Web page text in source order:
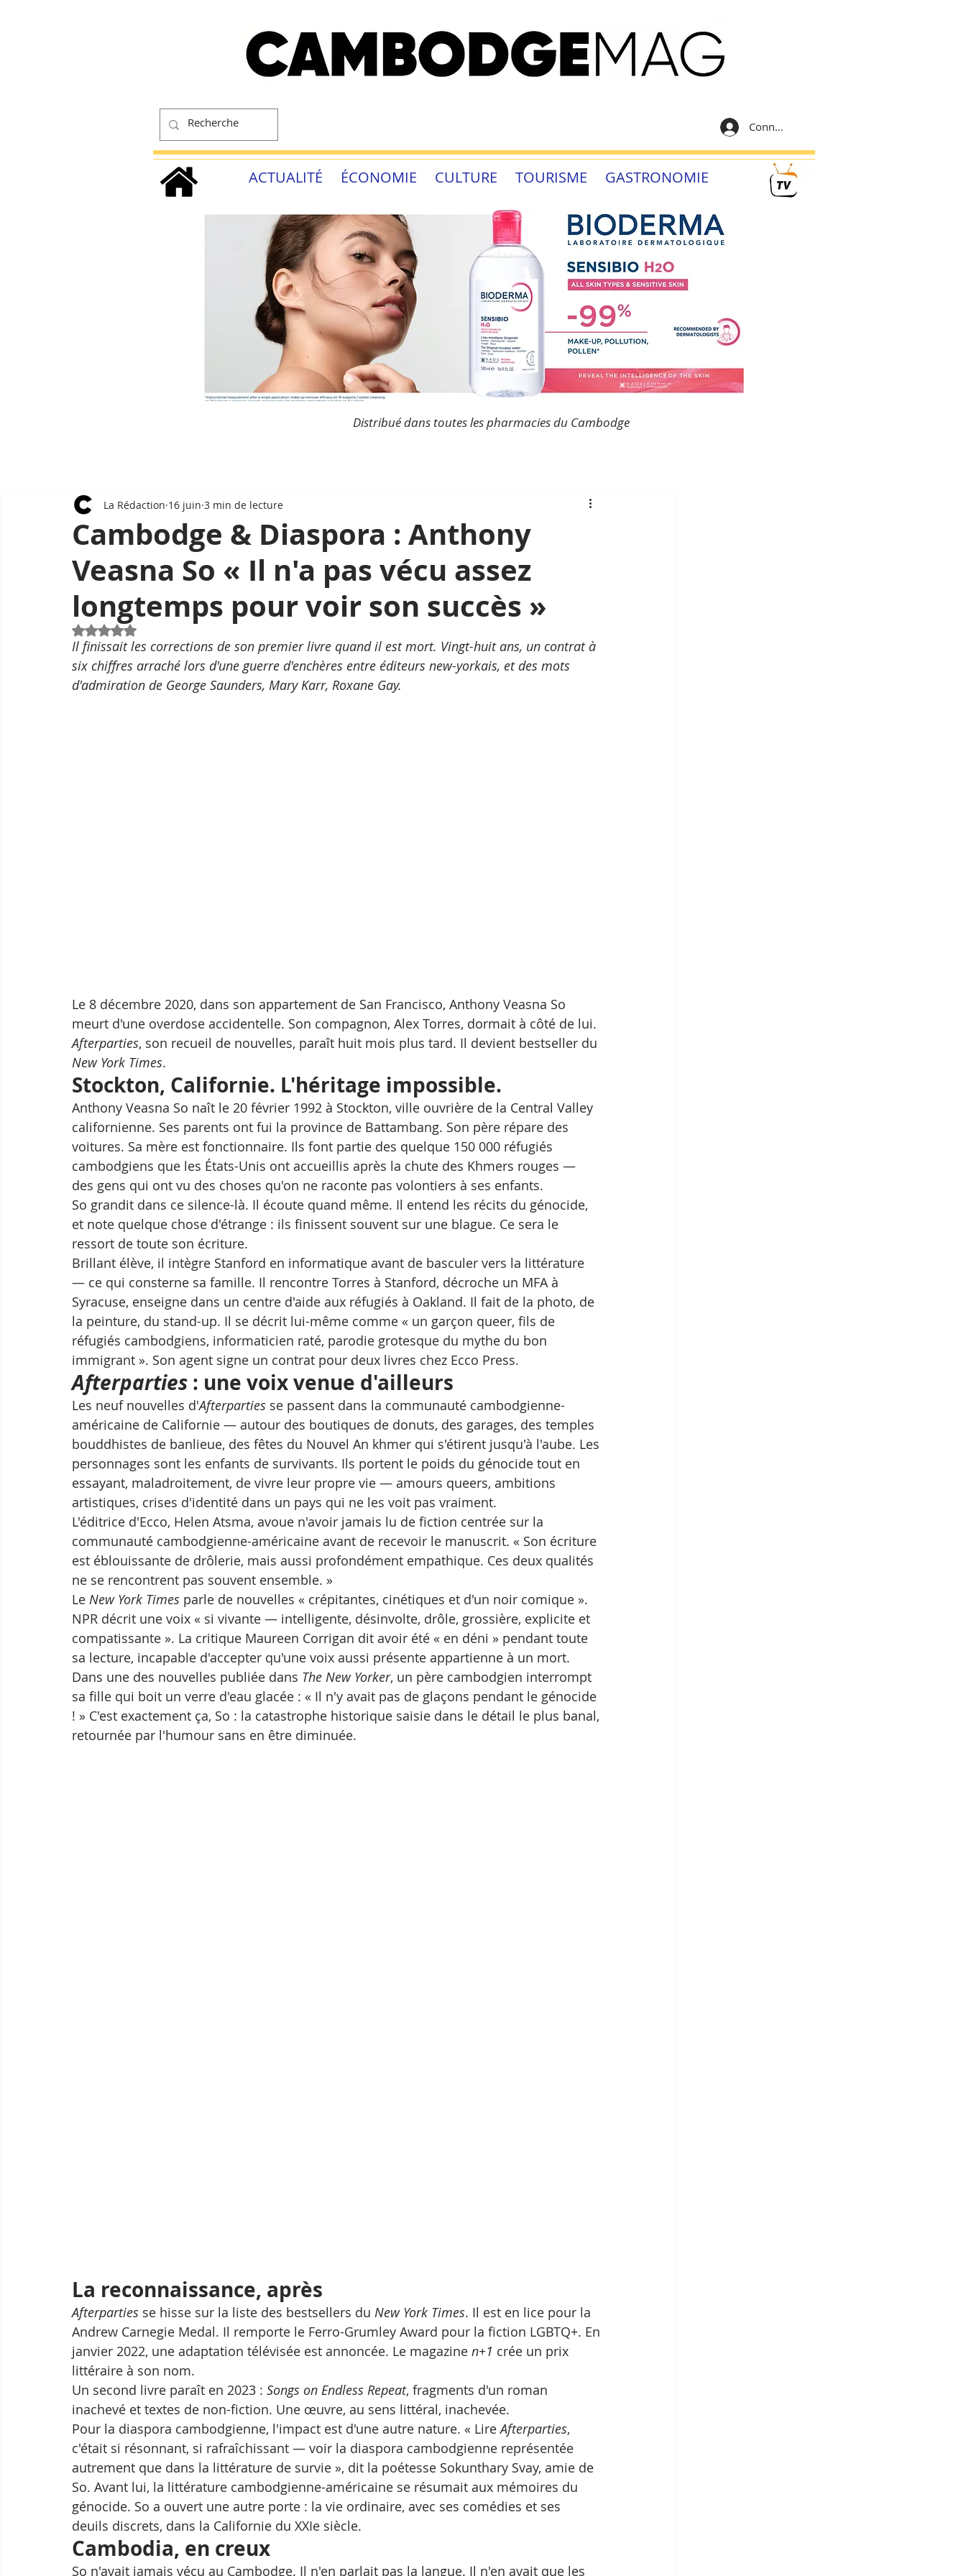
Connexion
ACTUALITÉ ÉCONOMIE CULTURE TOURISME GASTRONOMIE
Distribué dans toutes les pharmacies du Cambodge
Cambodge & Diaspora : Anthony
Veasna So « Il n'a pas vécu assez
longtemps pour voir son succès »
La Rédaction 16 juin 3 min de lecture
Noté NaN étoiles sur 5.
Il finissait les corrections de son premier livre quand il est mort. Vingt-huit ans, un contrat à
six chiffres arraché lors d'une guerre d'enchères entre éditeurs new-yorkais, et des mots
d'admiration de George Saunders, Mary Karr, Roxane Gay.
Le 8 décembre 2020, dans son appartement de San Francisco, Anthony Veasna So
meurt d'une overdose accidentelle. Son compagnon, Alex Torres, dormait à côté de lui.
Afterparties, son recueil de nouvelles, paraît huit mois plus tard. Il devient bestseller du
New York Times.
Stockton, Californie. L'héritage impossible.
Anthony Veasna So naît le 20 février 1992 à Stockton, ville ouvrière de la Central Valley
californienne. Ses parents ont fui la province de Battambang. Son père répare des
voitures. Sa mère est fonctionnaire. Ils font partie des quelque 150 000 réfugiés
cambodgiens que les États-Unis ont accueillis après la chute des Khmers rouges —
des gens qui ont vu des choses qu'on ne raconte pas volontiers à ses enfants.
So grandit dans ce silence-là. Il écoute quand même. Il entend les récits du génocide,
et note quelque chose d'étrange : ils finissent souvent sur une blague. Ce sera le
ressort de toute son écriture.
Brillant élève, il intègre Stanford en informatique avant de basculer vers la littérature
— ce qui consterne sa famille. Il rencontre Torres à Stanford, décroche un MFA à
Syracuse, enseigne dans un centre d'aide aux réfugiés à Oakland. Il fait de la photo, de
la peinture, du stand-up. Il se décrit lui-même comme « un garçon queer, fils de
réfugiés cambodgiens, informaticien raté, parodie grotesque du mythe du bon
immigrant ». Son agent signe un contrat pour deux livres chez Ecco Press.
Afterparties : une voix venue d'ailleurs
Les neuf nouvelles d'Afterparties se passent dans la communauté cambodgienne-
américaine de Californie — autour des boutiques de donuts, des garages, des temples
bouddhistes de banlieue, des fêtes du Nouvel An khmer qui s'étirent jusqu'à l'aube. Les
personnages sont les enfants de survivants. Ils portent le poids du génocide tout en
essayant, maladroitement, de vivre leur propre vie — amours queers, ambitions
artistiques, crises d'identité dans un pays qui ne les voit pas vraiment.
L'éditrice d'Ecco, Helen Atsma, avoue n'avoir jamais lu de fiction centrée sur la
communauté cambodgienne-américaine avant de recevoir le manuscrit. « Son écriture
est éblouissante de drôlerie, mais aussi profondément empathique. Ces deux qualités
ne se rencontrent pas souvent ensemble. »
Le New York Times parle de nouvelles « crépitantes, cinétiques et d'un noir comique ».
NPR décrit une voix « si vivante — intelligente, désinvolte, drôle, grossière, explicite et
compatissante ». La critique Maureen Corrigan dit avoir été « en déni » pendant toute
sa lecture, incapable d'accepter qu'une voix aussi présente appartienne à un mort.
Dans une des nouvelles publiée dans The New Yorker, un père cambodgien interrompt
sa fille qui boit un verre d'eau glacée : « Il n'y avait pas de glaçons pendant le génocide
! » C'est exactement ça, So : la catastrophe historique saisie dans le détail le plus banal,
retournée par l'humour sans en être diminuée.
La reconnaissance, après
Afterparties se hisse sur la liste des bestsellers du New York Times. Il est en lice pour la
Andrew Carnegie Medal. Il remporte le Ferro-Grumley Award pour la fiction LGBTQ+. En
janvier 2022, une adaptation télévisée est annoncée. Le magazine n+1 crée un prix
littéraire à son nom.
Un second livre paraît en 2023 : Songs on Endless Repeat, fragments d'un roman
inachevé et textes de non-fiction. Une œuvre, au sens littéral, inachevée.
Pour la diaspora cambodgienne, l'impact est d'une autre nature. « Lire Afterparties,
c'était si résonnant, si rafraîchissant — voir la diaspora cambodgienne représentée
autrement que dans la littérature de survie », dit la poétesse Sokunthary Svay, amie de
So. Avant lui, la littérature cambodgienne-américaine se résumait aux mémoires du
génocide. So a ouvert une autre porte : la vie ordinaire, avec ses comédies et ses
deuils discrets, dans la Californie du XXIe siècle.
Cambodia, en creux
So n'avait jamais vécu au Cambodge. Il n'en parlait pas la langue. Il n'en avait que les